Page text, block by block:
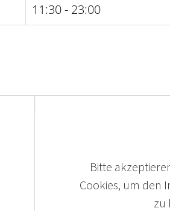
11:30 - 23:00
Bitte
Cookies, um den
zu